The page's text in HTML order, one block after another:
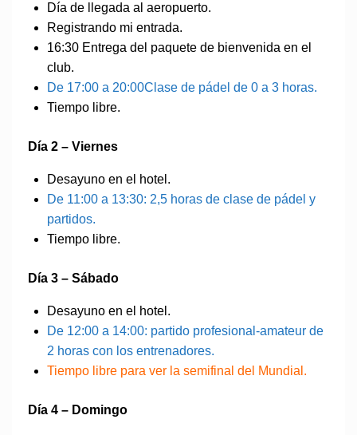
Día de llegada al aeropuerto.
Registrando mi entrada.
16:30 Entrega del paquete de bienvenida en el
club.
De 17:00 a 20:00Clase de pádel de 0 a 3 horas.
Tiempo libre.
Día 2 – Viernes
Desayuno en el hotel.
De 11:00 a 13:30: 2,5 horas de clase de pádel y
partidos.
Tiempo libre.
Día 3 – Sábado
Desayuno en el hotel.
De 12:00 a 14:00: partido profesional-amateur de
2 horas con los entrenadores.
Tiempo libre para ver la semifinal del Mundial.
Día 4 – Domingo